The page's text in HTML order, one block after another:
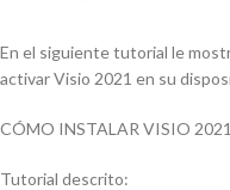
En el siguiente tutorial le
activar Visio 2021 en su
CÓMO INSTALAR VISIO
Tutorial descrito: